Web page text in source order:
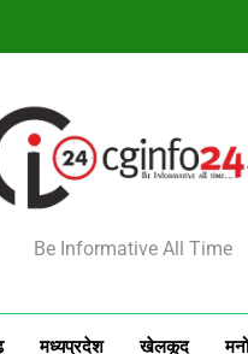
Be Informative All Time
मध्‍यप्रदेश खेलकूद